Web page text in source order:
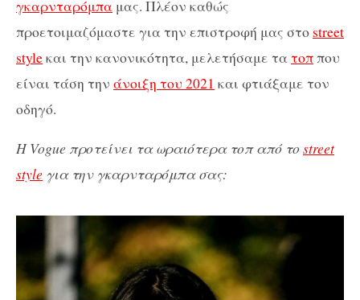
γκαρνταρόμπα μας. Πλέον καθώς
προετοιμαζόμαστε για την επιστροφή μας στο street
styleκαι την κανονικότητα, μελετήσαμε τατοππου
είναι τάση την άνοιξη του 2021 και φτιάξαμε τον
οδηγό.
H Vogue προτείνει τα ωραιότερα τοπ από τοstreet
style για την γκαρνταρόμπα σας: